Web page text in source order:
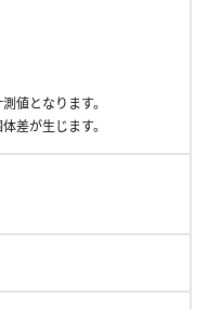
値となります。
差が生じます。